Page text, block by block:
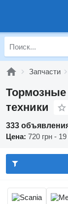
Запчасти
техники
333
Цена: 720 грн -